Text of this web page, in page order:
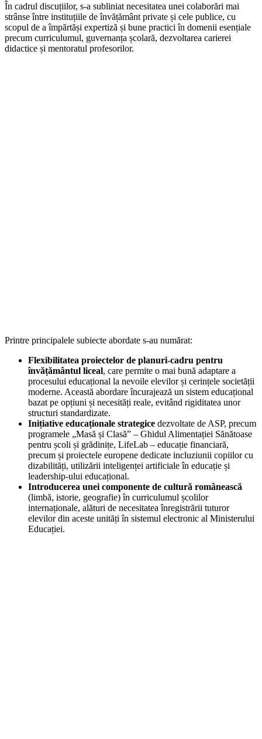
În cadrul discuțiilor, s-a subliniat necesitatea unei colaborări mai
strânse între instituțiile de învățământ private și cele publice, cu
scopul de a împărtăși expertiză și bune practici în domenii esențiale
precum curriculumul, guvernanța școlară, dezvoltarea carierei
didactice și mentoratul profesorilor.
Printre principalele subiecte abordate s-au numărat:
Flexibilitatea proiectelor de planuri-cadru pentru
învățământul liceal, care permite o mai bună adaptare a
procesului educațional la nevoile elevilor și cerințele societății
moderne. Această abordare încurajează un sistem educațional
bazat pe opțiuni și necesități reale, evitând rigiditatea unor
structuri standardizate.
Inițiative educaționale strategice dezvoltate de ASP, precum
programele „Masă și Clasă” – Ghidul Alimentației Sănătoase
pentru școli și grădinițe, LifeLab – educație financiară,
precum și proiectele europene dedicate incluziunii copiilor cu
dizabilități, utilizării inteligenței artificiale în educație și
leadership-ului educațional.
Introducerea unei componente de cultură românească
(limbă, istorie, geografie) în curriculumul școlilor
internaționale, alături de necesitatea înregistrării tuturor
elevilor din aceste unități în sistemul electronic al Ministerului
Educației.